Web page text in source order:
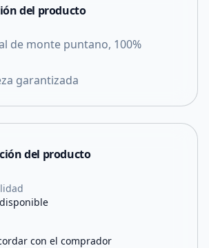
del producto
de monte puntano, 100%
garantizada
del producto
con el comprador